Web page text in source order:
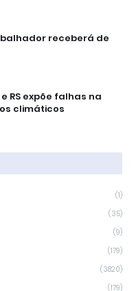
receberá de
RS expõe falhas na
climáticos
(1)
(35)
(9)
(179)
(3820)
(179)